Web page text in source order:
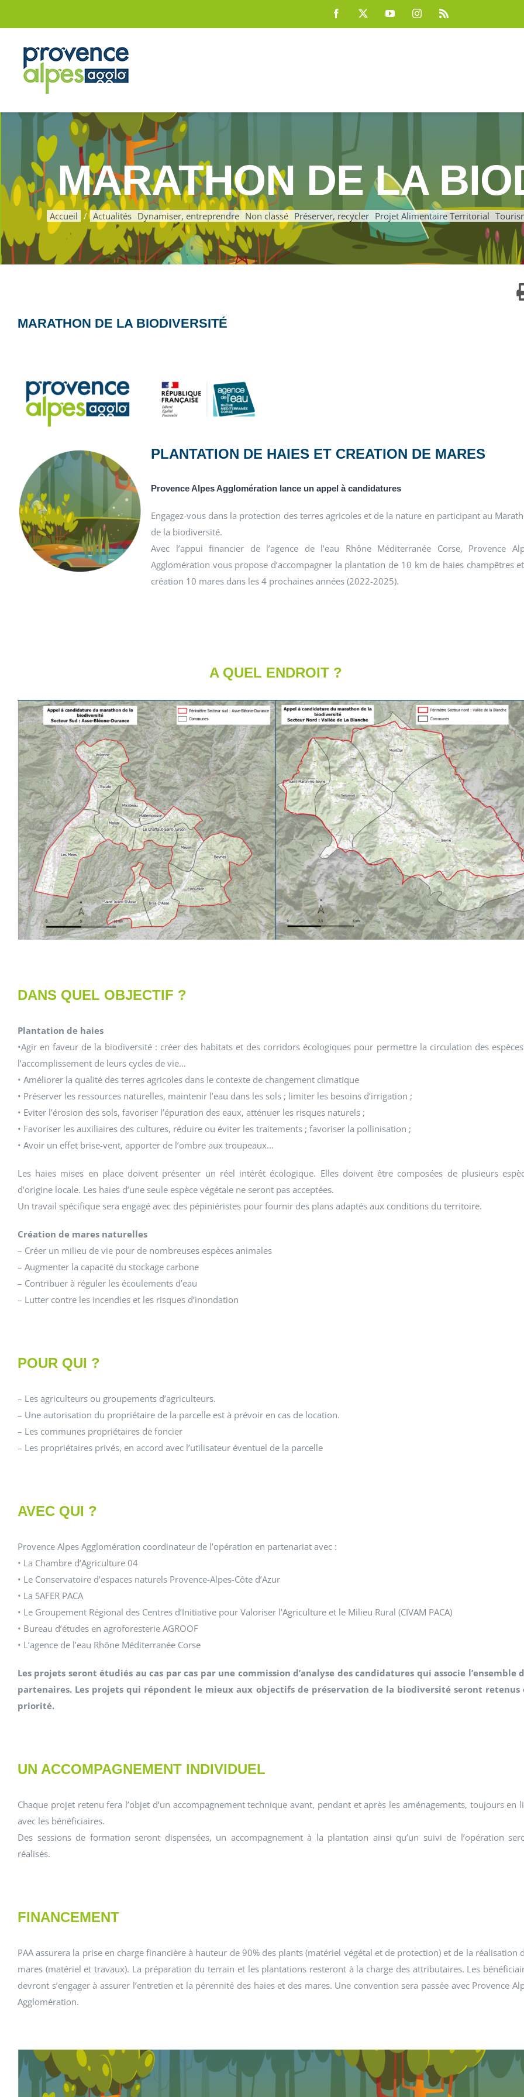
Facebook YouTubeInstagram
MARATHON DE LA
Accueil Actualités Dynamiser, entreprendre Non classé Préserver, recycler Projet Alimentaire Territorial
MARATHON DE LA BIODIVERSITÉ
PLANTATION DE HAIES ET CREATION DE MARES
Provence Alpes Agglomération lance un appel à candidatures
Engagez-vous dans la protection des terres agricoles et de la nature en participant au
de la biodiversité.
Avec l’appui financier de l’agence de l’eau Rhône Méditerranée Corse, Provence
Agglomération vous propose d’accompagner la plantation de 10 km de haies champêtres
création 10 mares dans les 4 prochaines années (2022-2025).
A QUEL ENDROIT ?
DANS QUEL OBJECTIF ?
Plantation de haies
•Agir en faveur de la biodiversité : créer des habitats et des corridors écologiques pour permettre la circulation des
l’accomplissement de leurs cycles de vie…
• Améliorer la qualité des terres agricoles dans le contexte de changement climatique
• Préserver les ressources naturelles, maintenir l’eau dans les sols ; limiter les besoins d’irrigation ;
• Eviter l’érosion des sols, favoriser l’épuration des eaux, atténuer les risques naturels ;
• Favoriser les auxiliaires des cultures, réduire ou éviter les traitements ; favoriser la pollinisation ;
• Avoir un effet brise-vent, apporter de l’ombre aux troupeaux…
Les haies mises en place doivent présenter un réel intérêt écologique. Elles doivent être composées de plusieurs
d’origine locale. Les haies d’une seule espèce végétale ne seront pas acceptées.
Un travail spécifique sera engagé avec des pépiniéristes pour fournir des plans adaptés aux conditions du territoire.
Création de mares naturelles
– Créer un milieu de vie pour de nombreuses espèces animales
– Augmenter la capacité du stockage carbone
– Contribuer à réguler les écoulements d’eau
– Lutter contre les incendies et les risques d’inondation
POUR QUI ?
– Les agriculteurs ou groupements d’agriculteurs.
– Une autorisation du propriétaire de la parcelle est à prévoir en cas de location.
– Les communes propriétaires de foncier
– Les propriétaires privés, en accord avec l’utilisateur éventuel de la parcelle
AVEC QUI ?
Provence Alpes Agglomération coordinateur de l’opération en partenariat avec :
• La Chambre d’Agriculture 04
• Le Conservatoire d’espaces naturels Provence-Alpes-Côte d’Azur
• La SAFER PACA
• Le Groupement Régional des Centres d’Initiative pour Valoriser l’Agriculture et le Milieu Rural (CIVAM PACA)
• Bureau d’études en agroforesterie AGROOF
• L’agence de l’eau Rhône Méditerranée Corse
Les projets seront étudiés au cas par cas par une commission d’analyse des candidatures qui associe l’ensemble
partenaires. Les projets qui répondent le mieux aux objectifs de préservation de la biodiversité seront retenus
priorité.
UN ACCOMPAGNEMENT INDIVIDUEL
Chaque projet retenu fera l’objet d’un accompagnement technique avant, pendant et après les aménagements, toujours en
avec les bénéficiaires.
Des sessions de formation seront dispensées, un accompagnement à la plantation ainsi qu’un suivi de l’opération
réalisés.
FINANCEMENT
PAA assurera la prise en charge financière à hauteur de 90% des plants (matériel végétal et de protection) et de la réalisation
mares (matériel et travaux). La préparation du terrain et les plantations resteront à la charge des attributaires. Les
devront s’engager à assurer l’entretien et la pérennité des haies et des mares. Une convention sera passée avec Provence
Agglomération.